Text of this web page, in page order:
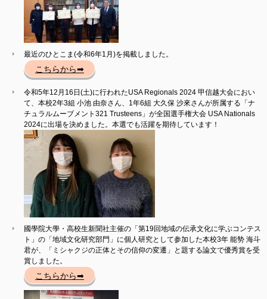
最近のひとこま(令和6年1月)を掲載しました。
こちらから➡
令和5年12月16日(土)に行われたUSA Regionals 2024 甲信越大会におい
て、本校2年3組 小池 由奈さん、1年6組 大久保 沙來さんが所属する「ナ
チュラルムーブメント321 Trusteens」が全国選手権大会 USA Nationals
2024に出場を決めました。本選でも活躍を期待しています！
國學院大學・高校生新聞社主催の「第19回地域の伝承文化に学ぶコンテス
ト」の「地域文化研究部門」に個人研究として参加した本校3年 能㔟 海斗
君が、「ミシャクジの正体とその信仰の変遷」と題する論文で優秀賞を受
賞しました。
こちらから➡